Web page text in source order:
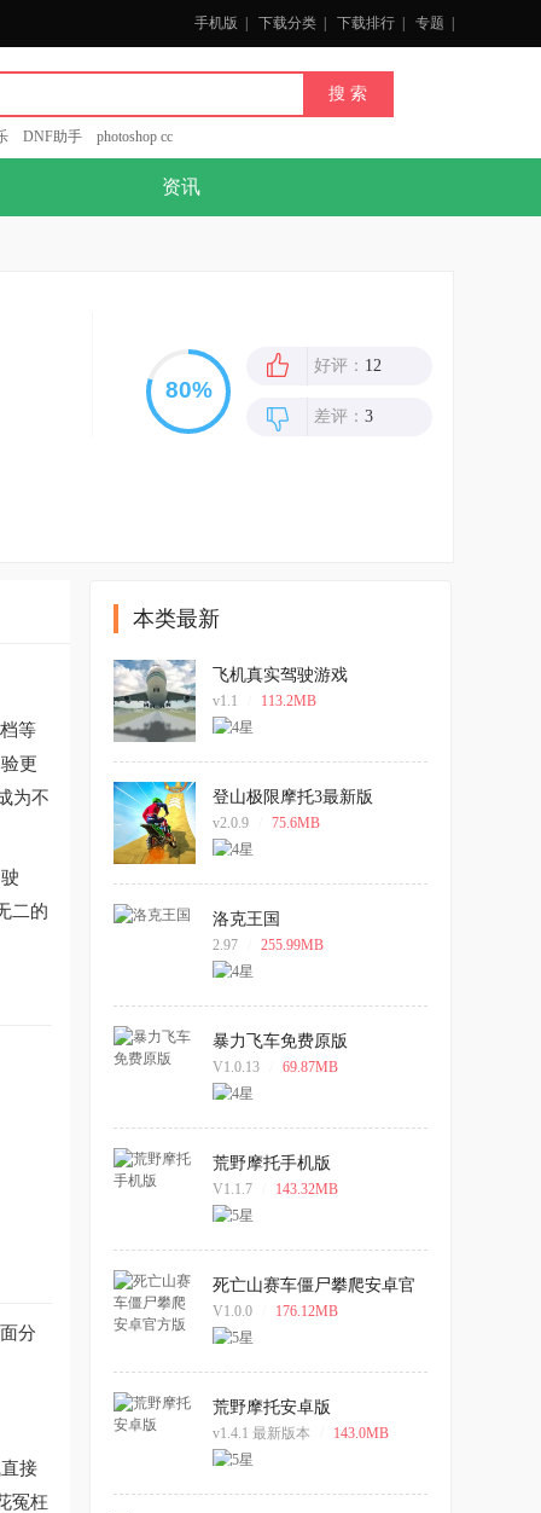
手机版 下载分类 下载排行 专题
DNF助手 photoshop cc
资讯
好评： 12
差评： 3
等
更
为不
二的
分
接
冤枉
本类最新
飞机真实驾驶游戏
v1.1 113.2MB
登山极限摩托3最新版
v2.0.9 75.6MB
洛克王国
2.97 255.99MB
暴力飞车免费原版
V1.0.13 69.87MB
荒野摩托手机版
V1.1.7 143.32MB
死亡山赛车僵尸攀爬安卓官
方版
V1.0.0 176.12MB
荒野摩托安卓版
v1.4.1 最新版本 143.0MB